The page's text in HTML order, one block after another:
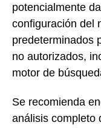
potencialmente
configuración del
predeterminados
no autorizados,
motor de
Se recomienda
análisis completo